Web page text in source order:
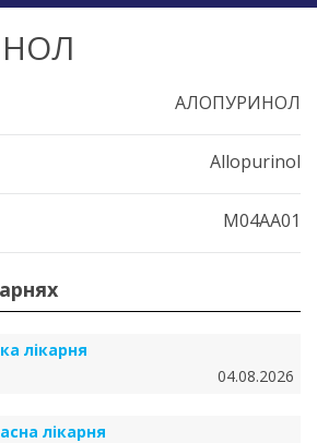
АЛОПУРИНОЛ
Allopurinol
M04AA01
лікарня
04.08.2026
лікарня